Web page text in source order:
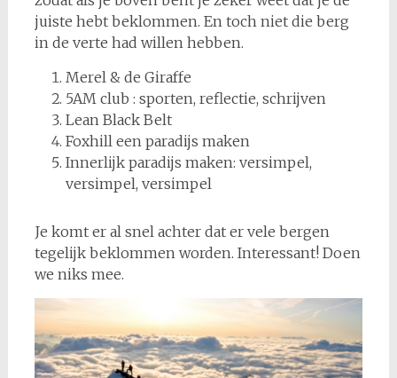
juiste hebt beklommen. En toch niet die berg
in de verte had willen hebben.
Merel & de Giraffe
5AM club : sporten, reflectie, schrijven
Lean Black Belt
Foxhill een paradijs maken
Innerlijk paradijs maken: versimpel,
versimpel, versimpel
Je komt er al snel achter dat er vele bergen
tegelijk beklommen worden. Interessant! Doen
we niks mee.